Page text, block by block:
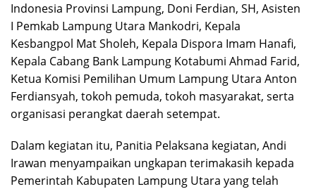
Indonesia Provinsi Lampung, Doni Ferdian, SH, Asisten
I Pemkab Lampung Utara Mankodri, Kepala
Kesbangpol Mat Sholeh, Kepala Dispora Imam Hanafi,
Kepala Cabang Bank Lampung Kotabumi Ahmad Farid,
Ketua Komisi Pemilihan Umum Lampung Utara Anton
Ferdiansyah, tokoh pemuda, tokoh masyarakat, serta
organisasi perangkat daerah setempat.
Dalam kegiatan itu, Panitia Pelaksana kegiatan, Andi
Irawan menyampaikan ungkapan terimakasih kepada
Pemerintah Kabupaten Lampung Utara yang telah